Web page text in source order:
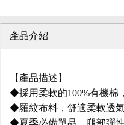
產品介紹
【產品描述】
◆採用柔軟的100%有機棉
◆羅紋布料，舒適柔軟透
◆夏季必備單品，腿部彈